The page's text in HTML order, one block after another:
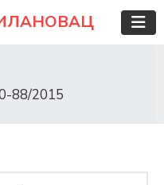
88/2015